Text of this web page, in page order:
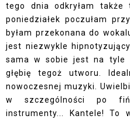
tego dnia odkryłam także
poniedziałek poczułam
byłam przekonana do
jest niezwykle
sama w sobie jest na tyle
głębię tegoż utworu.
nowoczesnej muzyki.
w szczególności po
instrumenty... Kantele! To